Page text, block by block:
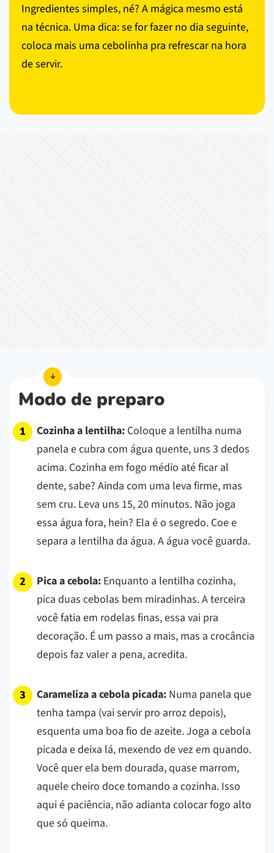
Ingredientes simples, né? A mágica mesmo está
na técnica. Uma dica: se for fazer no dia seguinte,
coloca mais uma cebolinha pra refrescar na hora
de servir.
Modo de preparo
Cozinha a lentilha: Coloque a lentilha numa
panela e cubra com água quente, uns 3 dedos
acima. Cozinha em fogo médio até ficar al
dente, sabe? Ainda com uma leva firme, mas
sem cru. Leva uns 15, 20 minutos. Não joga
essa água fora, hein? Ela é o segredo. Coe e
separa a lentilha da água. A água você guarda.
Pica a cebola: Enquanto a lentilha cozinha,
pica duas cebolas bem miradinhas. A terceira
você fatia em rodelas finas, essa vai pra
decoração. É um passo a mais, mas a crocância
depois faz valer a pena, acredita.
Carameliza a cebola picada: Numa panela que
tenha tampa (vai servir pro arroz depois),
esquenta uma boa fio de azeite. Joga a cebola
picada e deixa lá, mexendo de vez em quando.
Você quer ela bem dourada, quase marrom,
aquele cheiro doce tomando a cozinha. Isso
aqui é paciência, não adianta colocar fogo alto
que só queima.